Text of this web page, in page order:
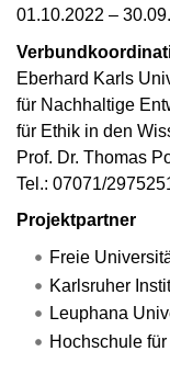
01.10.2022 –
Eberhard Karls
für Nachhaltige
für Ethik in den
Prof. Dr. Thomas
Tel.: 07071/
Projektpartner
Freie
Karlsruher
Leuphana
Hochschule